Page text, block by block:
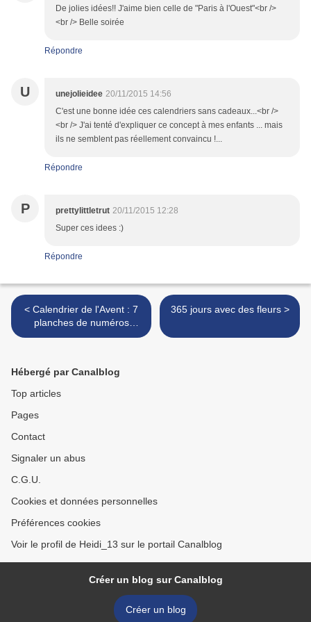
De jolies idées!! J'aime bien celle de "Paris à l'Ouest"<br />
<br /> Belle soirée
Répondre
U unejolieidee 20/11/2015 14:56
C'est une bonne idée ces calendriers sans cadeaux...<br />
<br /> J'ai tenté d'expliquer ce concept à mes enfants ... mais
ils ne semblent pas réellement convaincu !...
Répondre
P prettylittletrut 20/11/2015 12:28
Super ces idees :)
Répondre
< Calendrier de l'Avent : 7
planches de numéros
(gratuit - à imprimer)
365 jours avec des fleurs >
Hébergé par Canalblog
Top articles
Pages
Contact
Signaler un abus
C.G.U.
Cookies et données personnelles
Préférences cookies
Voir le profil de Heidi_13 sur le portail Canalblog
Créer un blog sur Canalblog
Créer un blog